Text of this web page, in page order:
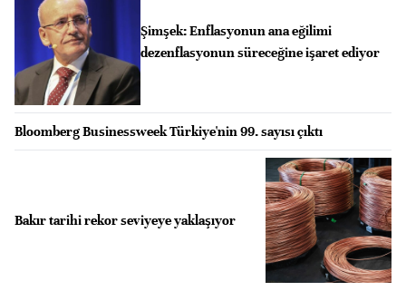
Şimşek: Enflasyonun ana eğilimi
dezenflasyonun süreceğine işaret ediyor
Bloomberg Businessweek Türkiye'nin 99. sayısı çıktı
Bakır tarihi rekor seviyeye yaklaşıyor